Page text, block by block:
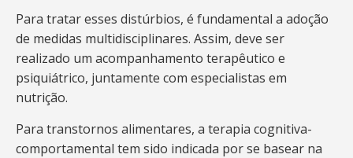
Para tratar esses distúrbios, é fundamental a adoção
de medidas multidisciplinares. Assim, deve ser
realizado um acompanhamento terapêutico e
psiquiátrico, juntamente com especialistas em
nutrição.
Para transtornos alimentares, a terapia cognitiva-
comportamental tem sido indicada por se basear na